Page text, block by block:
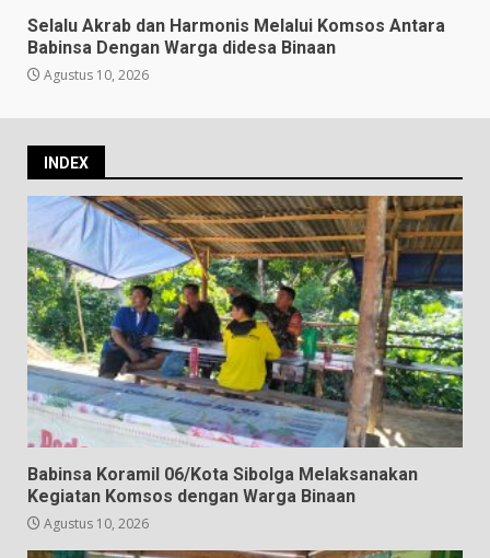
Selalu Akrab dan Harmonis Melalui Komsos Antara
Babinsa Dengan Warga didesa Binaan
Agustus 10, 2026
INDEX
Babinsa Koramil 06/Kota Sibolga Melaksanakan
Kegiatan Komsos dengan Warga Binaan
Agustus 10, 2026